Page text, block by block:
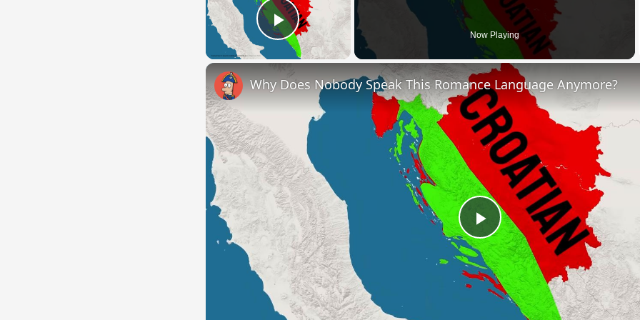
Play Video Now Playing
Play
Video
Why Does Nobody Speak This Romance Language Anymore?